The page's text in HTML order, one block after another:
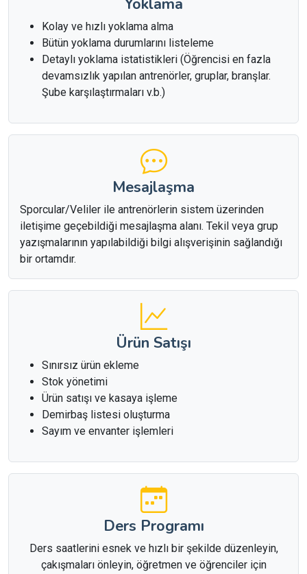
Yoklama
Kolay ve hızlı yoklama alma
Bütün yoklama durumlarını listeleme
Detaylı yoklama istatistikleri (Öğrencisi en fazla
devamsızlık yapılan antrenörler, gruplar, branşlar.
Şube karşılaştırmaları v.b.)
Mesajlaşma
Sporcular/Veliler ile antrenörlerin sistem üzerinden
iletişime geçebildiği mesajlaşma alanı. Tekil veya grup
yazışmalarının yapılabildiği bilgi alışverişinin sağlandığı
bir ortamdır.
Ürün Satışı
Sınırsız ürün ekleme
Stok yönetimi
Ürün satışı ve kasaya işleme
Demirbaş listesi oluşturma
Sayım ve envanter işlemleri
Ders Programı
Ders saatlerini esnek ve hızlı bir şekilde düzenleyin,
çakışmaları önleyin, öğretmen ve öğrenciler için